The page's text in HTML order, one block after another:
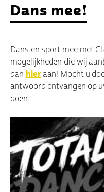
Dans mee!
Dans en sport mee met
mogelijkheden die wij
dan hieraan! Mocht u
antwoord ontvangen op
doen.